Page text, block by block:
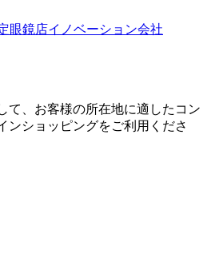
眼鏡店イノベーション会社
て、お客様の所在地に適したコン
ンショッピングをご利用くださ